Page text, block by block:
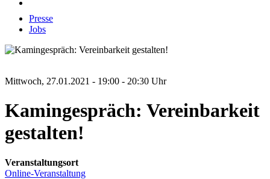
Presse
Jobs
Mittwoch, 27.01.2021 - 19:00 - 20:30 Uhr
Kamingespräch: Vereinbarkeit
gestalten!
Veranstaltungsort
Online-Veranstaltung